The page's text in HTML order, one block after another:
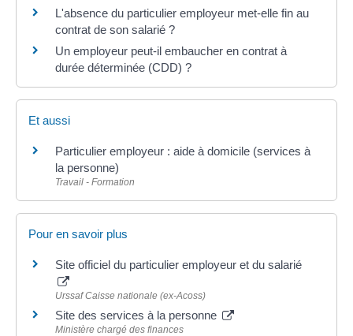
L'absence du particulier employeur met-elle fin au
contrat de son salarié ?
Un employeur peut-il embaucher en contrat à
durée déterminée (CDD) ?
Et aussi
Particulier employeur : aide à domicile (services à
la personne)
Travail - Formation
Pour en savoir plus
Site officiel du particulier employeur et du salarié
Urssaf Caisse nationale (ex-Acoss)
Site des services à la personne
Ministère chargé des finances